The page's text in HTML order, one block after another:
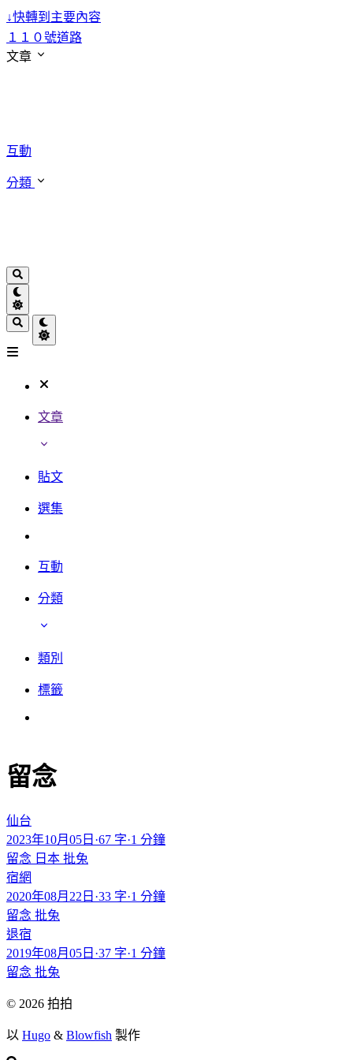
↓快轉到主要內容
１１０號道路
文章
互動
分類
文章
貼文
選集
互動
分類
類別
標籤
留念
仙台
2023年10月05日 ·67 字·1 分鐘
留念 日本 批兔
宿網
2020年08月22日 ·33 字·1 分鐘
留念 批兔
退宿
2019年08月05日 ·37 字·1 分鐘
留念 批兔
© 2026 拍拍
以 Hugo & Blowfish 製作